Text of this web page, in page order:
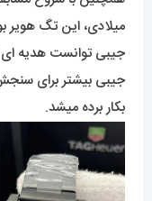
میلادی، این تگ هویر
جیبی توانست هدیه ای
جیبی بیشتر برای
بکار برده میشد.